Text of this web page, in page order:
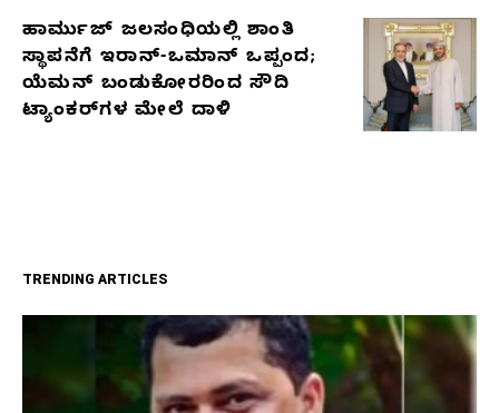
ಹಾರ್ಮುಜ್ ಜಲಸಂಧಿಯಲ್ಲಿ ಶಾಂತಿ
ಸ್ಥಾಪನೆಗೆ ಇರಾನ್-ಒಮಾನ್ ಒಪ್ಪಂದ;
ಯೆಮನ್ ಬಂಡುಕೋರರಿಂದ ಸೌದಿ
ಟ್ಯಾಂಕರ್‌ಗಳ ಮೇಲೆ ದಾಳಿ
TRENDING ARTICLES